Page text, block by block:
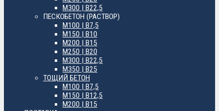
М300 | B22,5
ПЕСКОБЕТОН (РАСТВОР)
М100 | B7,5
М150 | B10
М200 | B15
М250 | B20
М300 | B22,5
М350 | B25
ТОЩИЙ БЕТОН
М100 | B7,5
М150 | B12,5
М200 | B15